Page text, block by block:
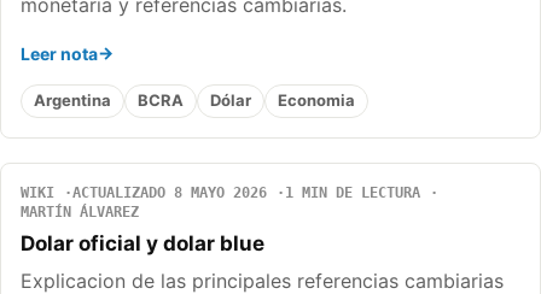
Leer nota
Argentina BCRA Dólar Economia
WIKI ACTUALIZADO 8 MAYO 2026
1 MIN DE LECTURA
MARTÍN ÁLVAREZ
Dolar oficial y dolar blue
Explicacion de las principales referencias cambiarias